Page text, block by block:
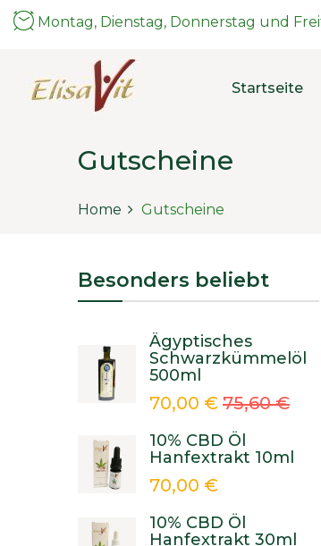
Montag, Dienstag, Donnerstag und
Startseite
Gutscheine
Home Gutscheine
Besonders beliebt
Ägyptisches
Schwarzkümmelöl
500ml
70,00 € 75,60 €
10% CBD Öl
Hanfextrakt 10ml
70,00 €
10% CBD Öl
Hanfextrakt 30ml